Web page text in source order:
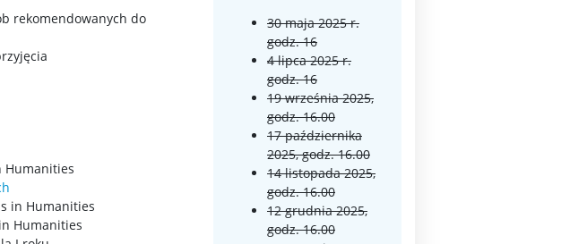
rekomendowanych do
Humanities
in Humanities
Humanities
30 maja 2025 r.
godz. 16
4 lipca 2025 r.
godz. 16
19 września 2025,
godz. 16.00
17 października
2025, godz. 16.00
14 listopada 2025,
godz. 16.00
12 grudnia 2025,
godz. 16.00